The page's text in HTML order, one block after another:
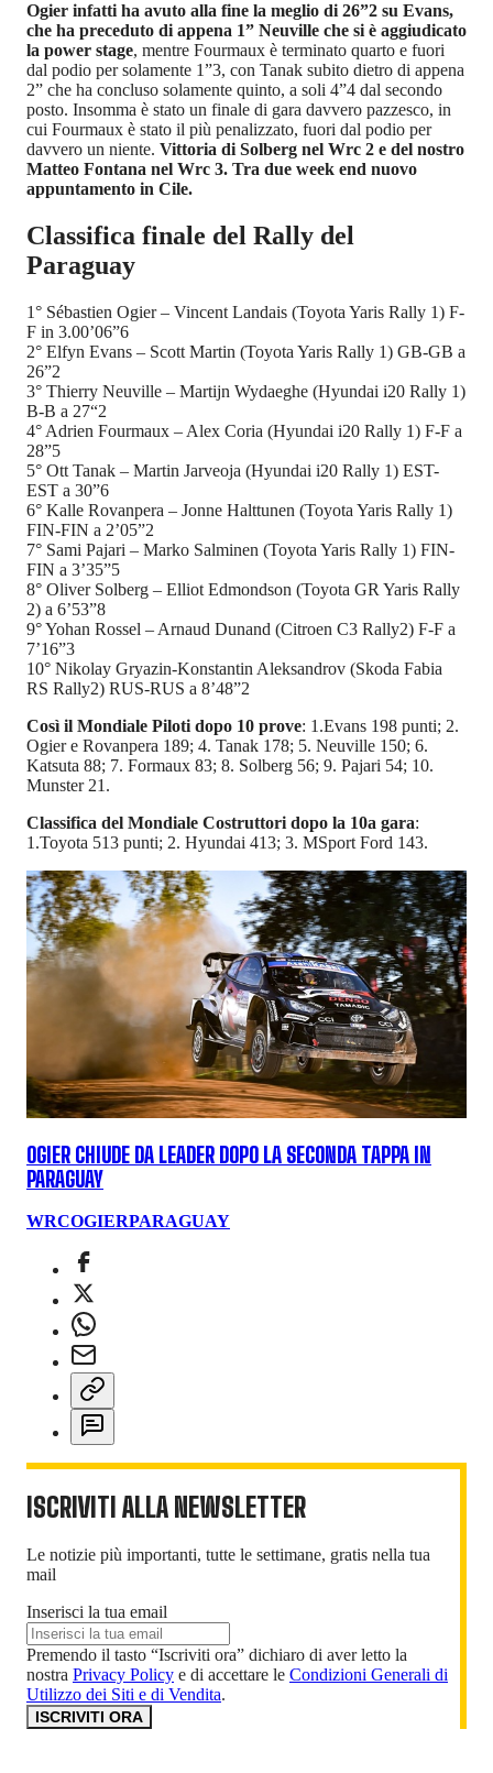
Ogier infatti ha avuto alla fine la meglio di 26”2 su Evans,
che ha preceduto di appena 1” Neuville che si è aggiudicato
la power stage, mentre Fourmaux è terminato quarto e fuori
dal podio per solamente 1”3, con Tanak subito dietro di appena
2” che ha concluso solamente quinto, a soli 4”4 dal secondo
posto. Insomma è stato un finale di gara davvero pazzesco, in
cui Fourmaux è stato il più penalizzato, fuori dal podio per
davvero un niente. Vittoria di Solberg nel Wrc 2 e del nostro
Matteo Fontana nel Wrc 3. Tra due week end nuovo
appuntamento in Cile.
Classifica finale del Rally del
Paraguay
1° Sébastien Ogier – Vincent Landais (Toyota Yaris Rally 1) F-
F in 3.00’06”6
2° Elfyn Evans – Scott Martin (Toyota Yaris Rally 1) GB-GB a
26”2
3° Thierry Neuville – Martijn Wydaeghe (Hyundai i20 Rally 1)
B-B a 27“2
4° Adrien Fourmaux – Alex Coria (Hyundai i20 Rally 1) F-F a
28”5
5° Ott Tanak – Martin Jarveoja (Hyundai i20 Rally 1) EST-
EST a 30”6
6° Kalle Rovanpera – Jonne Halttunen (Toyota Yaris Rally 1)
FIN-FIN a 2’05”2
7° Sami Pajari – Marko Salminen (Toyota Yaris Rally 1) FIN-
FIN a 3’35”5
8° Oliver Solberg – Elliot Edmondson (Toyota GR Yaris Rally
2) a 6’53”8
9° Yohan Rossel – Arnaud Dunand (Citroen C3 Rally2) F-F a
7’16”3
10° Nikolay Gryazin-Konstantin Aleksandrov (Skoda Fabia
RS Rally2) RUS-RUS a 8’48”2
Così il Mondiale Piloti dopo 10 prove: 1.Evans 198 punti; 2.
Ogier e Rovanpera 189; 4. Tanak 178; 5. Neuville 150; 6.
Katsuta 88; 7. Formaux 83; 8. Solberg 56; 9. Pajari 54; 10.
Munster 21.
Classifica del Mondiale Costruttori dopo la 10a gara:
1.Toyota 513 punti; 2. Hyundai 413; 3. MSport Ford 143.
OGIER CHIUDE DA LEADER DOPO LA SECONDA TAPPA IN
PARAGUAY
WRCOGIERPARAGUAY
ISCRIVITI ALLA NEWSLETTER
Le notizie più importanti, tutte le settimane, gratis nella tua
mail
Inserisci la tua email
Premendo il tasto “Iscriviti ora” dichiaro di aver letto la
nostra Privacy Policy e di accettare le Condizioni Generali di
Utilizzo dei Siti e di Vendita.
ISCRIVITI ORA